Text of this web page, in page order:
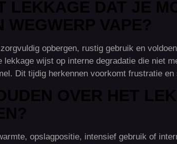
opbergen, rustig gebruik en
lekkage wijst op interne degradatie die niet
Dit tijdig herkennen voorkomt frustratie
opslagpositie, intensief gebruik of